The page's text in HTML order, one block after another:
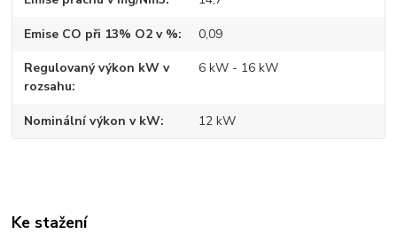
Emise CO při 13% O2 v % 0,09
Regulovaný výkon kW v
rozsahu
6 kW - 16 kW
Nominální výkon v kW 12 kW
Ke stažení